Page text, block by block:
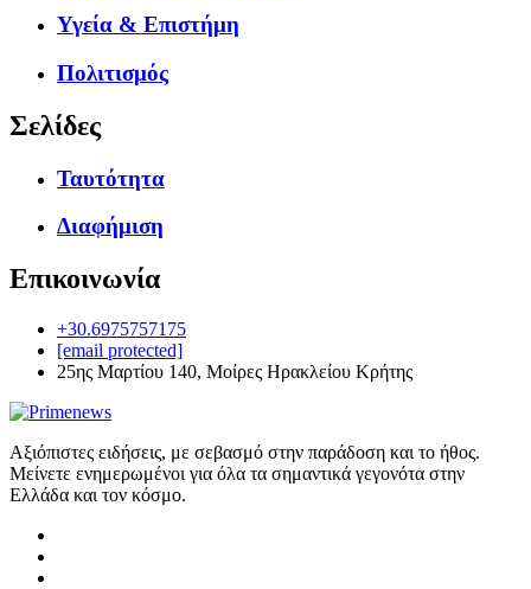
Υγεία & Επιστήμη
Πολιτισμός
Σελίδες
Ταυτότητα
Διαφήμιση
Επικοινωνία
+30.6975757175
[email protected]
25ης Μαρτίου 140, Μοίρες Ηρακλείου Κρήτης
Αξιόπιστες ειδήσεις, με σεβασμό στην παράδοση και το ήθος.
Μείνετε ενημερωμένοι για όλα τα σημαντικά γεγονότα στην
Ελλάδα και τον κόσμο.